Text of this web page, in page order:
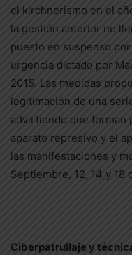
el kirchnerismo en el
la gestión anterior no
puesto en suspenso
urgencia dictado por
2015. Las medidas
legitimación de una
advirtiendo que forman
aparato represivo y el
las manifestaciones y
Septiembre, 12, 14 y 18
Ciberpatrullaje y